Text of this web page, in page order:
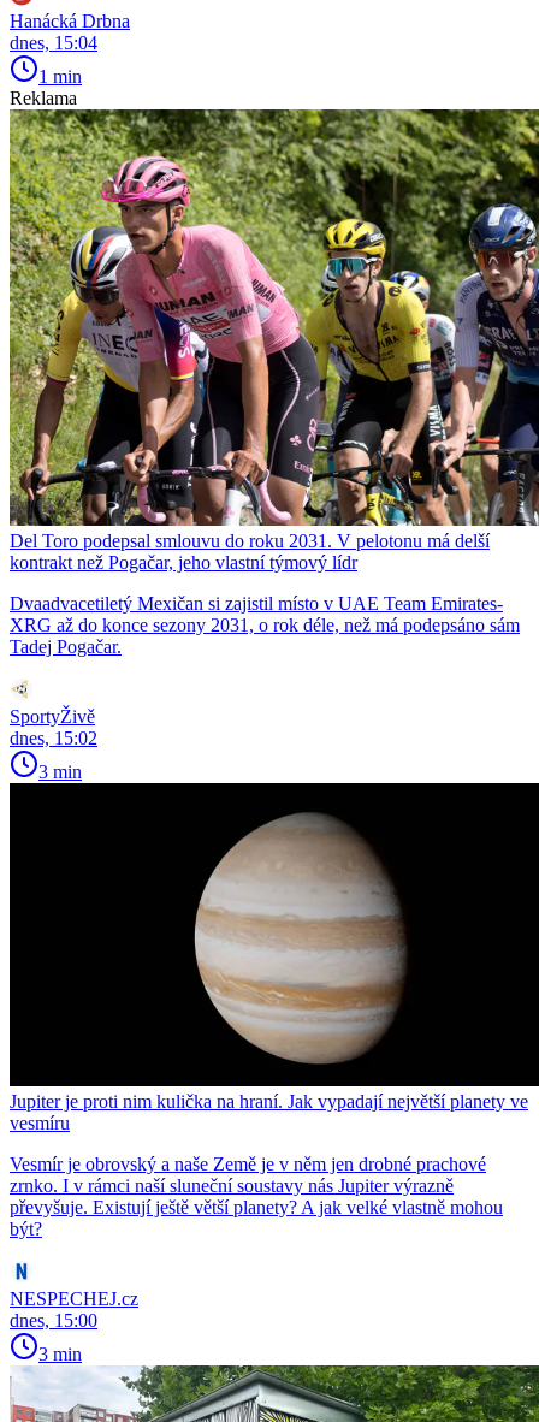
Hanácká Drbna
dnes, 15:04
1 min
Reklama
Del Toro podepsal smlouvu do roku 2031. V pelotonu má delší
kontrakt než Pogačar, jeho vlastní týmový lídr
Dvaadvacetiletý Mexičan si zajistil místo v UAE Team Emirates-
XRG až do konce sezony 2031, o rok déle, než má podepsáno sám
Tadej Pogačar.
SportyŽivě
dnes, 15:02
3 min
Jupiter je proti nim kulička na hraní. Jak vypadají největší planety ve
vesmíru
Vesmír je obrovský a naše Země je v něm jen drobné prachové
zrnko. I v rámci naší sluneční soustavy nás Jupiter výrazně
převyšuje. Existují ještě větší planety? A jak velké vlastně mohou
být?
NESPECHEJ.cz
dnes, 15:00
3 min